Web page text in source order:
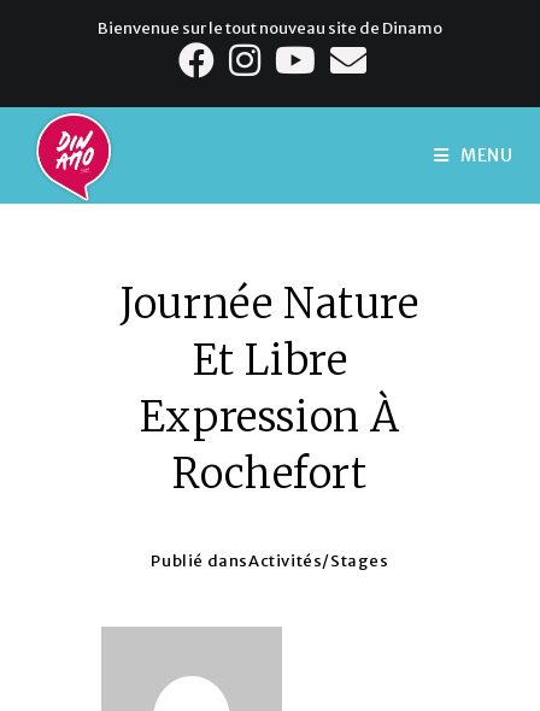
Bienvenue sur le tout nouveau site de Dinamo
MENU
Journée Nature
Et Libre
Expression À
Rochefort
Publié dansActivités/Stages